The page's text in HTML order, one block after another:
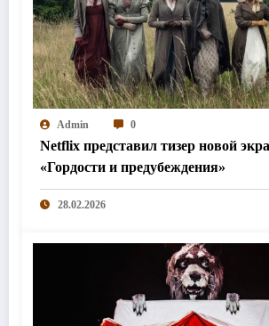
Admin 0
Netflix представил тизер новой
«Гордости и предубеждения»
28.02.2026